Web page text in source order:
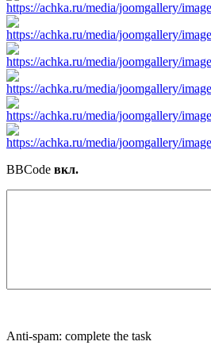
BBCode вкл.
Anti-spam: complete the task